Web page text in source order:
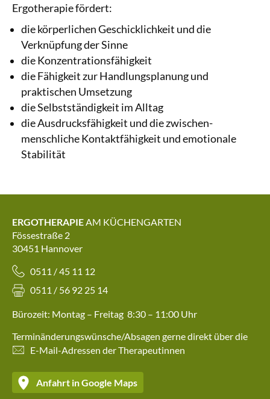
Ergotherapie fördert:
die körperlichen Geschicklichkeit und die
Verknüpfung der Sinne
die Konzentrationsfähigkeit
die Fähigkeit zur Handlungsplanung und
praktischen Umsetzung
die Selbstständigkeit im Alltag
die Ausdrucksfähigkeit und die zwischen­
menschliche Kontaktfähigkeit und emotionale
Stabilität
ERGOTHERAPIEAM KÜCHENGARTEN
Fössestraße 2
30451 Hannover
0511 / 45 11 12
0511 / 56 92 25 14
Bürozeit: Montag – Freitag 8:30 – 11:00 Uhr
‍Terminänderungswünsche/Absagen gerne direkt über die
E-Mail-Adressen der Therapeutinnen
Anfahrt in Google Maps